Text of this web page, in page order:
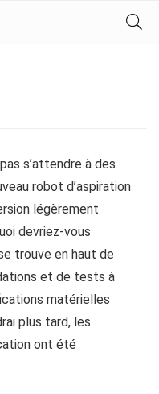
s’attendre à des
robot d’aspiration
légèrement
devriez-vous
trouve en haut de
et de tests à
matérielles
plus tard, les
ont été